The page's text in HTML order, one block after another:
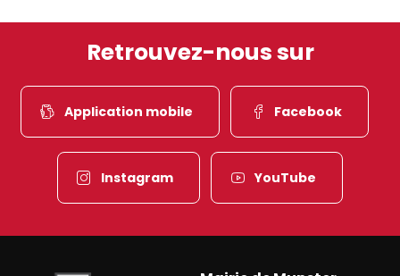
Retrouvez-nous sur
Application mobile Facebook
Instagram YouTube